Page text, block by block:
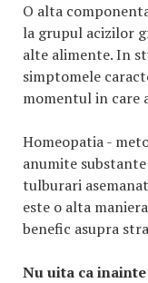
O alta
la grupul acizilor
alte alimente. In
simptomele
momentul in care
Homeopatia -
anumite
tulburari
este o alta
benefic asupra
Nu uita ca